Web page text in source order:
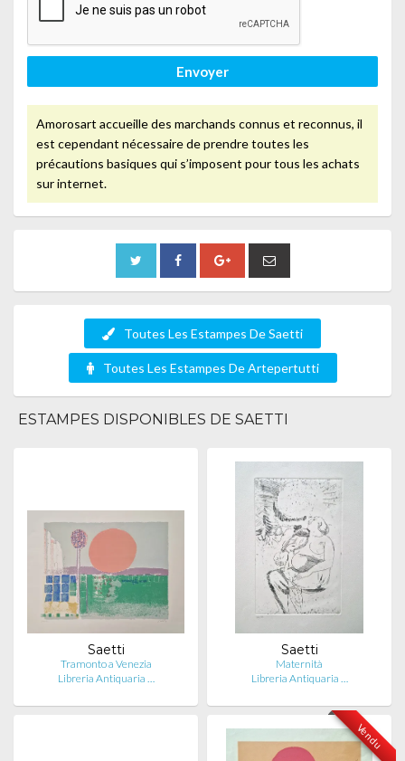
Envoyer
Amorosart accueille des marchands connus et reconnus, il
est cependant nécessaire de prendre toutes les
précautions basiques qui s’imposent pour tous les achats
sur internet.
Toutes Les Estampes De Saetti
Toutes Les Estampes De Artepertutti
ESTAMPES DISPONIBLES DE SAETTI
Saetti
Tramonto a Venezia
Libreria Antiquaria …
Saetti
Maternità
Libreria Antiquaria …
Vendu